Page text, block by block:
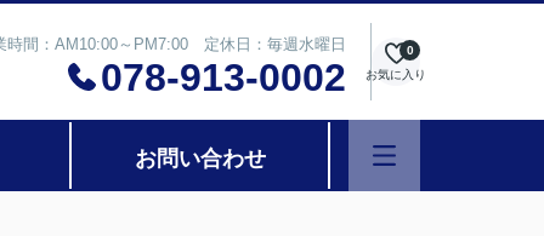
時間：AM10:00～PM7:00 定休日：毎週水曜日
078-913-0002 お気に入り
0
お問い合わせ